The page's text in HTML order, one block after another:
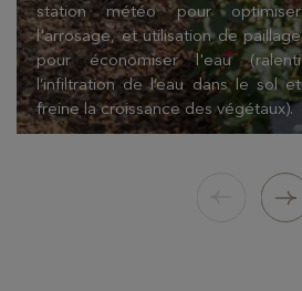
station météo pour optimiser
l'arrosage, et utilisation de paillage
pour économiser l'eau (ralenti
l’infiltration de l’eau dans le sol et
freine la croissance des végétaux).